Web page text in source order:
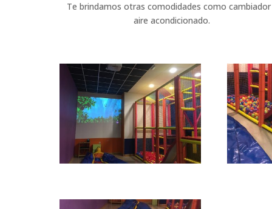
Te brindamos otras comodidades como
aire acondicionado.